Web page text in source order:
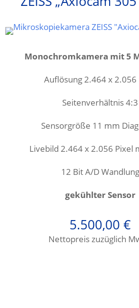
Monochromkamera mit 5
Auflösung 2.464 x 2.056
Seitenverhältnis 4:3
Sensorgröße 11 mm
Livebild 2.464 x 2.056 Pixel
12 Bit A/D Wandlung
gekühlter Sensor
5.500,00€
Nettopreis zuzüglich